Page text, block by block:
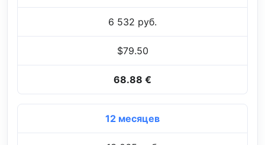
6 532 руб.
$79.50
68.88 €
12 месяцев